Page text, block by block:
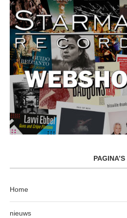
PAGINA’S
Home
nieuws